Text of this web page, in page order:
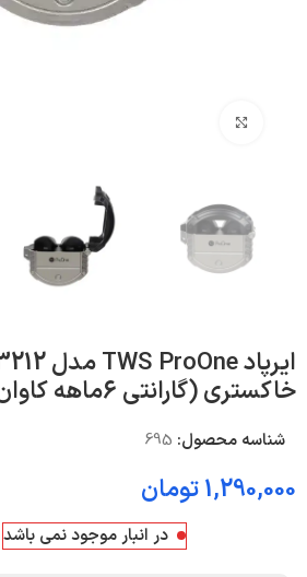
خاکستری (گارانتی 6ماهه کاوان)
شناسه محصول: 695
1,290,000تومان
در انبار موجود نمی باشد